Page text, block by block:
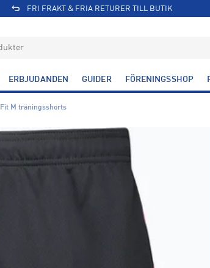
FRI FRAKT & FRIA RETURER TILL BUTIK
ERBJUDANDEN GUIDER FÖRENINGSSHOP
M träningsshorts